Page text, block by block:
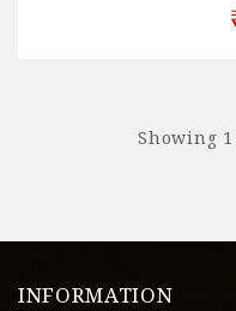
Showing 1
INFORMATION